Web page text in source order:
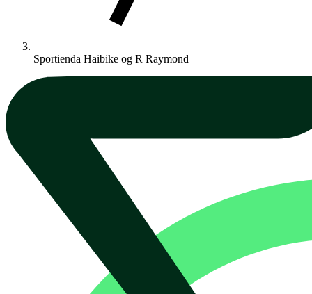
Sportienda Haibike og R Raymond